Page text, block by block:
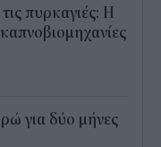
πυρκαγιές: Η
για δύο μήνες